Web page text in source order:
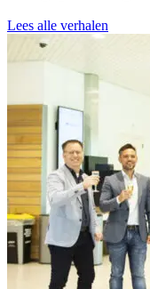
Lees alle verhalen